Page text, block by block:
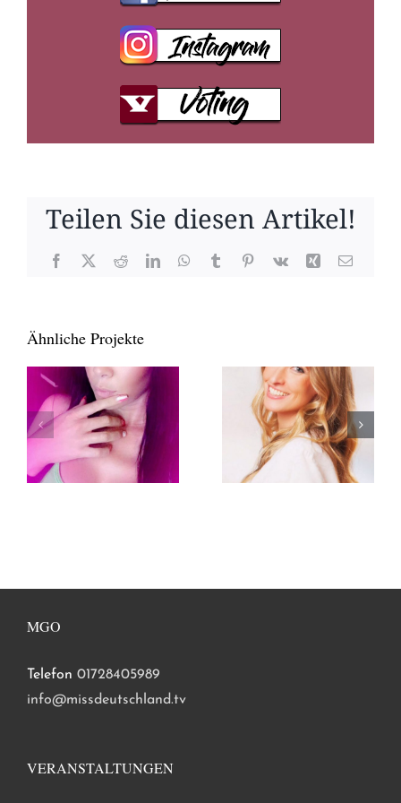
Teilen Sie diesen Artikel!
Facebook
X RedditLinkedInWhatsApp
TumblrPinterest
Vk Xing E-
Ähnliche Projekte
MGO
Telefon 01728405989
info@missdeutschland.tv
VERANSTALTUNGEN